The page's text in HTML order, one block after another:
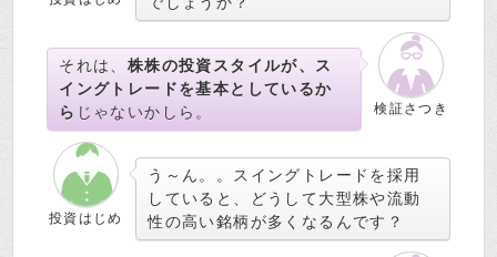
検証さつき
それは、 株株の投資スタイルが、ス
イングトレードを基本としているか
ら じゃないかしら。
投資はじめ
う～ん。。スイングトレードを採用
していると、どうして大型株や流動
性の高い銘柄が多くなるんです？